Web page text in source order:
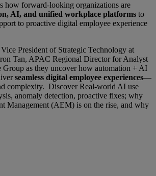
how forward-looking organizations are
AI, and unified workplace platforms to
to proactive digital employee experience
President of Strategic Technology at
Tan, APAC Regional Director for Analyst
Group as they uncover how automation + AI
seamless digital employee experiences—
complexity. Discover Real-world AI use
anomaly detection, proactive fixes; why
Management (AEM) is on the rise, and why